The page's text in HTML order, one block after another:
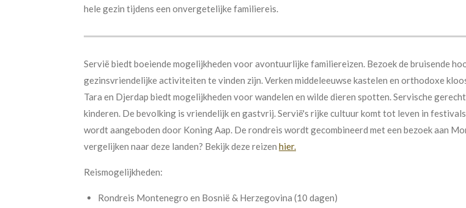
hele gezin tijdens een onvergetelijke familiereis.
Servië biedt boeiende mogelijkheden voor avontuurlijke familiereizen. Bezoek de bruisende
gezinsvriendelijke activiteiten te vinden zijn. Verken middeleeuwse kastelen en orthodoxe
Tara en Djerdap biedt mogelijkheden voor wandelen en wilde dieren spotten. Servische
kinderen. De bevolking is vriendelijk en gastvrij. Servië's rijke cultuur komt tot leven in
wordt aangeboden door Koning Aap. De rondreis wordt gecombineerd met een bezoek aan
vergelijken naar deze landen? Bekijk deze reizen hier.
Reismogelijkheden:
Rondreis Montenegro en Bosnië & Herzegovina (10 dagen)